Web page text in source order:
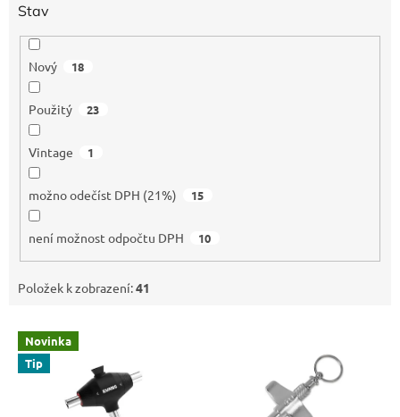
Stav
Nový 18
Použitý 23
Vintage 1
možno odečíst DPH (21%) 15
není možnost odpočtu DPH 10
Položek k zobrazení:41
V
p
Novinka
Tip